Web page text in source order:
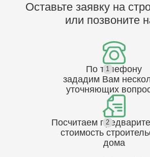
Оставьте заявку на
или позвоните
1
По телефону
зададим Вам
уточняющих
2
Посчитаем
стоимость
дома